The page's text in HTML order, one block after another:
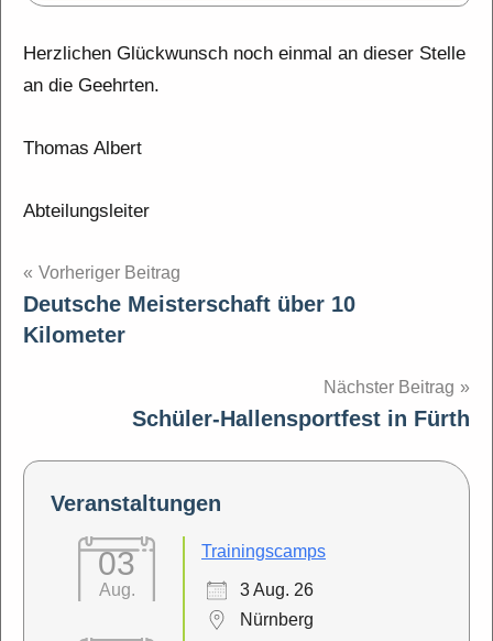
Herzlichen Glückwunsch noch einmal an dieser Stelle
an die Geehrten.
Thomas Albert
Abteilungsleiter
Beitragsnavigation
Vorheriger Beitrag
Deutsche Meisterschaft über 10
Kilometer
Nächster Beitrag
Schüler-Hallensportfest in Fürth
Veranstaltungen
03
Aug.
Trainingscamps
3 Aug. 26
Nürnberg